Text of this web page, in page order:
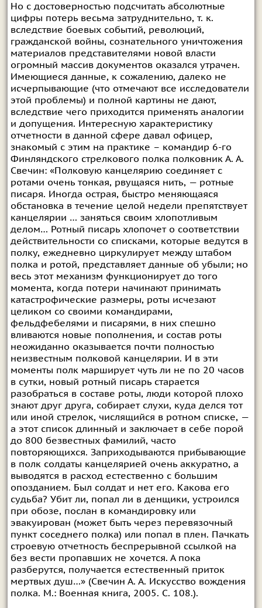
Но с достоверностью подсчитать абсолютные
цифры потерь весьма затруднительно, т. к.
вследствие боевых событий, революций,
гражданской войны, сознательного уничтожения
материалов представителями новой власти
огромный массив документов оказался утрачен.
Имеющиеся данные, к сожалению, далеко не
исчерпывающие (что отмечают все исследователи
этой проблемы) и полной картины не дают,
вследствие чего приходится применять аналогии
и допущения. Интересную характеристику
отчетности в данной сфере давал офицер,
знакомый с этим на практике – командир 6-го
Финляндского стрелкового полка полковник А. А.
Свечин: «Полковую канцелярию соединяет с
ротами очень тонкая, рвущаяся нить, — ротные
писаря. Иногда острая, быстро меняющаяся
обстановка в течение целой недели препятствует
канцелярии … заняться своим хлопотливым
делом… Ротный писарь хлопочет о соответствии
действительности со списками, которые ведутся в
полку, ежедневно циркулирует между штабом
полка и ротой, представляет данные об убыли; но
весь этот механизм функционирует до того
момента, когда потери начинают принимать
катастрофические размеры, роты исчезают
целиком со своими командирами,
фельдфебелями и писарями, в них спешно
вливаются новые пополнения, и состав роты
неожиданно оказывается почти полностью
неизвестным полковой канцелярии. И в эти
моменты полк марширует чуть ли не по 20 часов
в сутки, новый ротный писарь старается
разобраться в составе роты, люди которой плохо
знают друг друга, собирает слухи, куда делся тот
или иной стрелок, числящийся в ротном списке, —
а этот список длинный и заключает в себе порой
до 800 безвестных фамилий, часто
повторяющихся. Заприходываются прибывающие
в полк солдаты канцелярией очень аккуратно, а
выводятся в расход естественно с большим
опозданием. Был солдат и нет его. Какова его
судьба? Убит ли, попал ли в денщики, устроился
при обозе, послан в командировку или
эвакуирован (может быть через перевязочный
пункт соседнего полка) или попал в плен. Пачкать
строевую отчетность беспрерывной ссылкой на
без вести пропавших не хочется. А пока
разберутся, получается естественный приток
мертвых душ…» (Свечин А. А. Искусство вождения
полка. М.: Военная книга, 2005. С. 108.).